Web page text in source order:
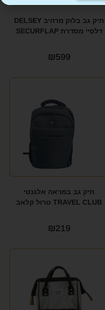
תיק גב בלוק מרהיב DELSEY
דלסיי מסדרת SECURFLAP
₪599
תיק גב במראה אלגנטי
TRAVEL CLUB טרול קלאב
₪219